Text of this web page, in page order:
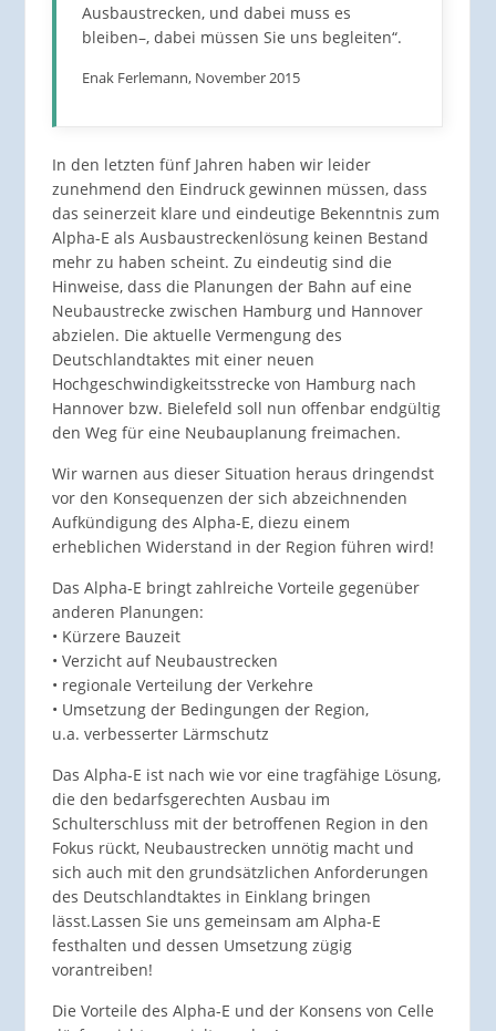
Ausbaustrecken, und dabei muss es
bleiben–, dabei müssen Sie uns begleiten“.
Enak Ferlemann, November 2015
In den letzten fünf Jahren haben wir leider
zunehmend den Eindruck gewinnen müssen, dass
das seinerzeit klare und eindeutige Bekenntnis zum
Alpha-E als Ausbaustreckenlösung keinen Bestand
mehr zu haben scheint. Zu eindeutig sind die
Hinweise, dass die Planungen der Bahn auf eine
Neubaustrecke zwischen Hamburg und Hannover
abzielen. Die aktuelle Vermengung des
Deutschlandtaktes mit einer neuen
Hochgeschwindigkeitsstrecke von Hamburg nach
Hannover bzw. Bielefeld soll nun offenbar endgültig
den Weg für eine Neubauplanung freimachen.
Wir warnen aus dieser Situation heraus dringendst
vor den Konsequenzen der sich abzeichnenden
Aufkündigung des Alpha-E, diezu einem
erheblichen Widerstand in der Region führen wird!
Das Alpha-E bringt zahlreiche Vorteile gegenüber
anderen Planungen:
• Kürzere Bauzeit
• Verzicht auf Neubaustrecken
• regionale Verteilung der Verkehre
• Umsetzung der Bedingungen der Region,
u.a. verbesserter Lärmschutz
Das Alpha-E ist nach wie vor eine tragfähige Lösung,
die den bedarfsgerechten Ausbau im
Schulterschluss mit der betroffenen Region in den
Fokus rückt, Neubaustrecken unnötig macht und
sich auch mit den grundsätzlichen Anforderungen
des Deutschlandtaktes in Einklang bringen
lässt.Lassen Sie uns gemeinsam am Alpha-E
festhalten und dessen Umsetzung zügig
vorantreiben!
Die Vorteile des Alpha-E und der Konsens von Celle